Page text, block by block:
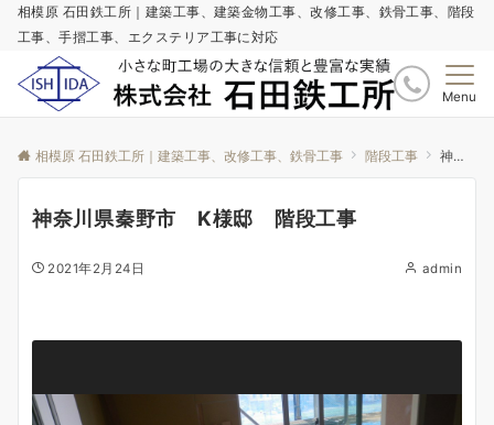
相模原 石田鉄工所｜建築工事、建築金物工事、改修工事、鉄骨工事、階段
工事、手摺工事、エクステリア工事に対応
Menu
相模原 石田鉄工所｜建築工事、改修工事、鉄骨工事 階段工事 神奈川県秦野市 K様邸 階段工事
神奈川県秦野市 K様邸 階段工事
2021年2月24日 admin